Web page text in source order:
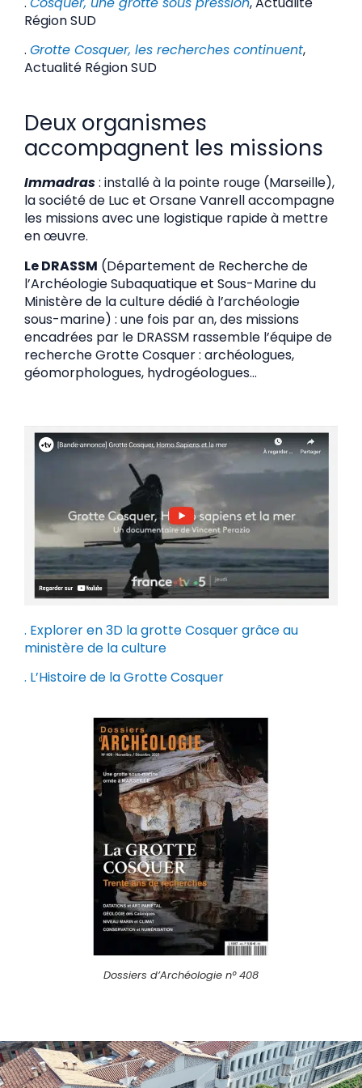
Région SUD
. Grotte Cosquer, les recherches continuent,
Actualité Région SUD
Deux organismes
accompagnent les missions
Immadras: installé à la pointe rouge (Marseille),
la société de Luc et Orsane Vanrell accompagne
les missions avec une logistique rapide à mettre
en œuvre.
Le DRASSM (Département de Recherche de
l’Archéologie Subaquatique et Sous-Marine du
Ministère de la culture dédié à l’archéologie
sous-marine) : une fois par an, des missions
encadrées par le DRASSM rassemble l’équipe de
recherche Grotte Cosquer : archéologues,
géomorphologues, hydrogéologues…
. Explorer en 3D la grotte Cosquer grâce au
ministère de la culture
. L’Histoire de la Grotte Cosquer
Dossiers d’Archéologie n° 408